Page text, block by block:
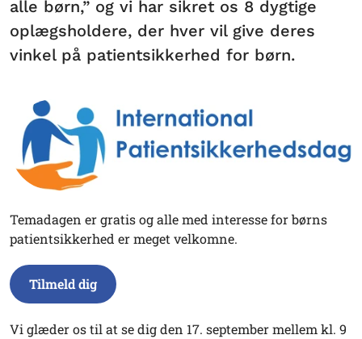
alle børn,” og vi har sikret os 8 dygtige
oplægsholdere, der hver vil give deres
vinkel på patientsikkerhed for børn.
Temadagen er gratis og alle med interesse for børns
patientsikkerhed er meget velkomne.
Tilmeld dig
Vi glæder os til at se dig den 17. september mellem kl. 9